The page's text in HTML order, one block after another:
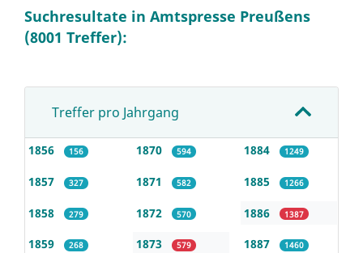
Suchresultate in Amtspresse Preußens
(8001 Treffer):
Treffer pro Jahrgang
1856 156
1857 327
1858 279
1859 268
1870 594
1871 582
1872 570
1873 579
1884 1249
1885 1266
1886 1387
1887 1460